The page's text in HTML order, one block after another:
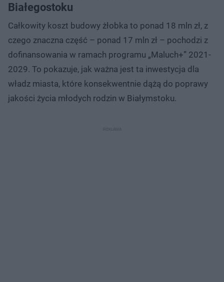
Białegostoku
Całkowity koszt budowy żłobka to ponad 18 mln zł, z
czego znaczna część – ponad 17 mln zł – pochodzi z
dofinansowania w ramach programu „Maluch+” 2021-
2029. To pokazuje, jak ważna jest ta inwestycja dla
władz miasta, które konsekwentnie dążą do poprawy
jakości życia młodych rodzin w Białymstoku.